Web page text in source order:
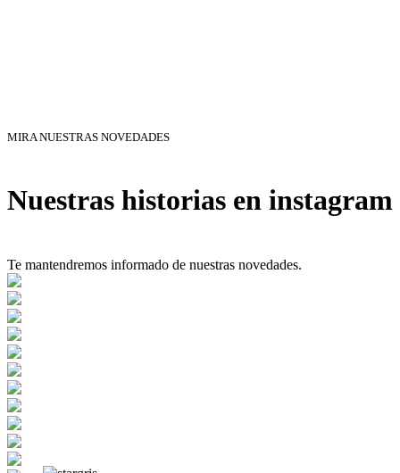
MIRA NUESTRAS NOVEDADES
Nuestras historias en instagram
Te mantendremos informado de nuestras novedades.